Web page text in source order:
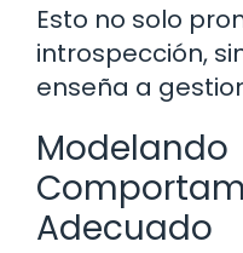
Esto no solo
introspección,
enseña a
Modelando
Adecuado